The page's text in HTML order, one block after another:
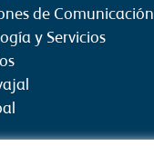
de Comunicación
y Servicios